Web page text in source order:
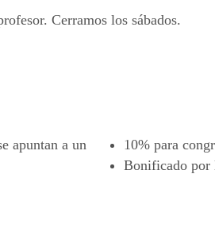
Cerramos los sábados.
apuntan a un
10%para
Bonificado por